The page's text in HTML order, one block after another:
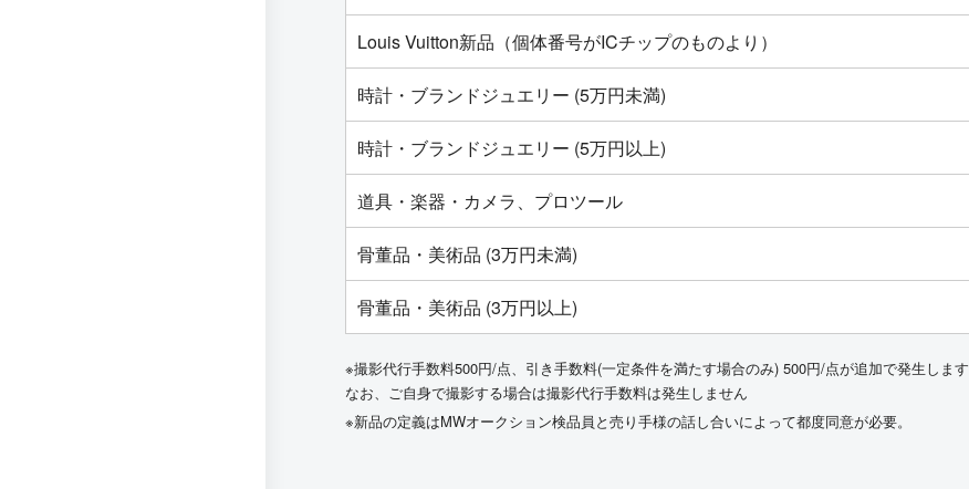
Louis Vuitton新品（個体番号がICチップのものより）
時計・ブランドジュエリー (5万円未満)
時計・ブランドジュエリー (5万円以上)
道具・楽器・カメラ、プロツール
骨董品・美術品 (3万円未満)
骨董品・美術品 (3万円以上)
※撮影代行手数料500円/点、引き手数料(一定条件を満たす場合のみ) 500円/点が追加で発生します
なお、ご自身で撮影する場合は撮影代行手数料は発生しません
※新品の定義はMWオークション検品員と売り手様の話し合いによって都度同意が必要。